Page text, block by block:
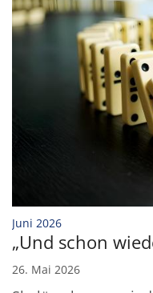
Juni 2026:
„Und schon
26. Mai 2026